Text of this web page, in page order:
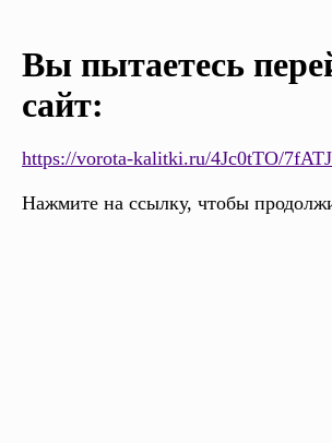
Вы пытаетесь
сайт:
https://vorota-kalitki.ru/4Jc0tTO/
Нажмите на ссылку, чтобы